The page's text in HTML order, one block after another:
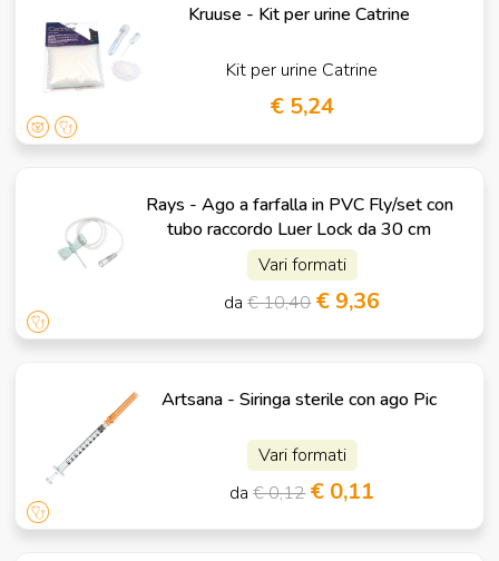
Kruuse - Kit per urine Catrine
Kit per urine Catrine
€ 5,24
Rays - Ago a farfalla in PVC Fly/set con
tubo raccordo Luer Lock da 30 cm
Vari formati
da€ 10,40 € 9,36
Artsana - Siringa sterile con ago Pic
Vari formati
da€ 0,12 € 0,11